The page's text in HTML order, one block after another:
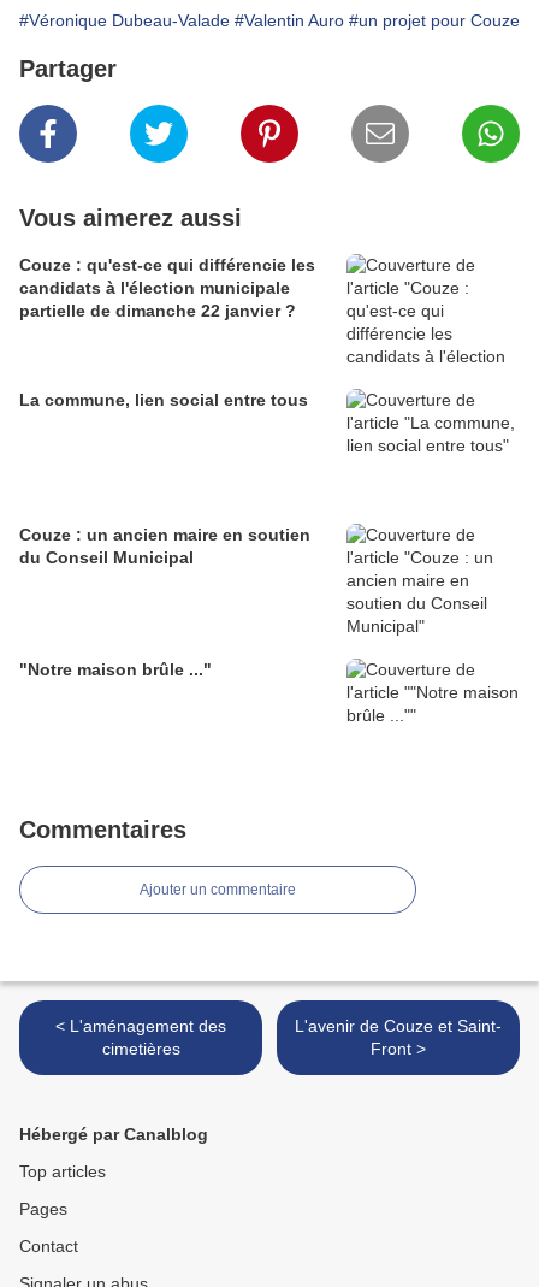
#Véronique Dubeau-Valade #Valentin Auro #un projet pour Couze
Partager
Vous aimerez aussi
Couze : qu'est-ce qui différencie les
candidats à l'élection municipale
partielle de dimanche 22 janvier ?
La commune, lien social entre tous
Couze : un ancien maire en soutien
du Conseil Municipal
"Notre maison brûle ..."
Commentaires
Ajouter un commentaire
< L'aménagement des
cimetières
L'avenir de Couze et Saint-
Front >
Hébergé par Canalblog
Top articles
Pages
Contact